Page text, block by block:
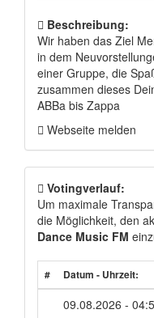
Beschreibung:
Wir haben das Ziel
in dem
einer Gruppe, die
zusammen dieses
ABBa bis Zappa
Webseite melden
Votingverlauf:
Um maximale
die Möglichkeit, den
Dance Music FM
# Datum - Uhrzeit:
09.08.2026 -